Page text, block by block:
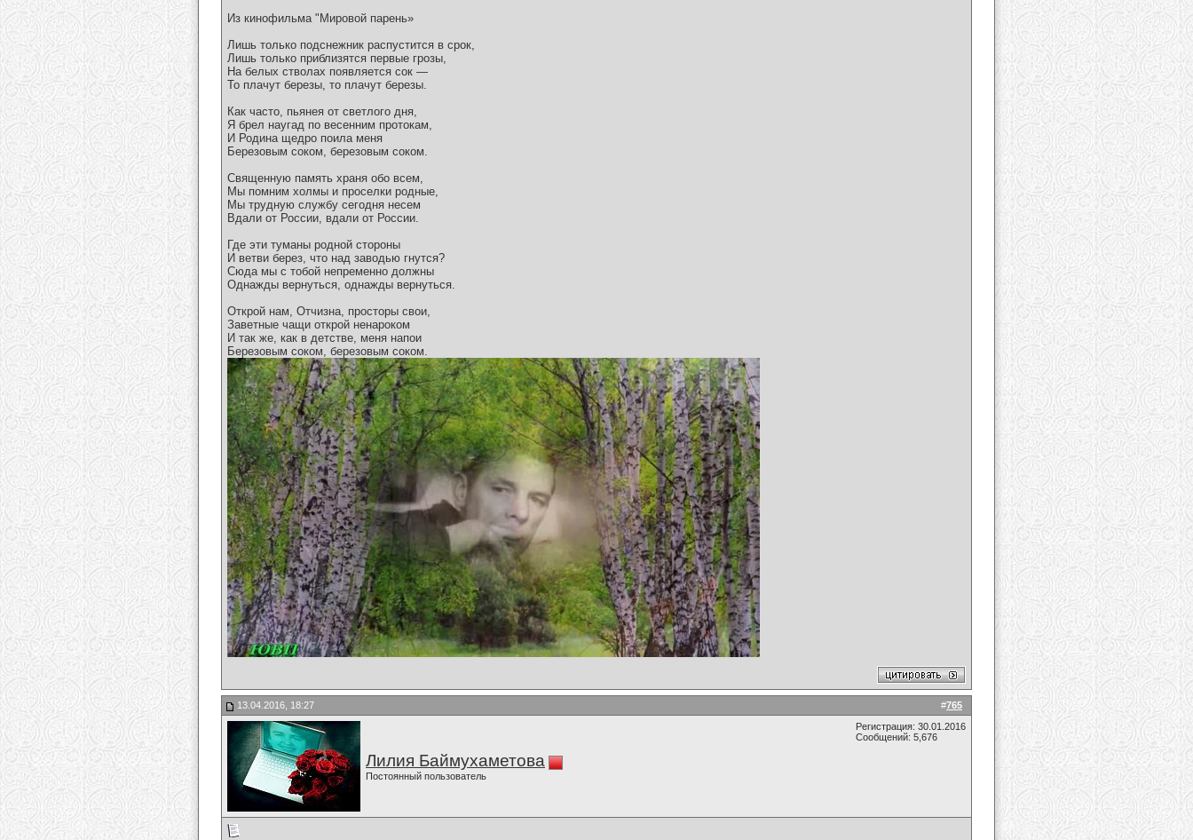
Из кинофильма "Мировой парень»
Лишь только подснежник распустится в срок,
Лишь только приблизятся первые грозы,
На белых стволах появляется сок —
То плачут березы, то плачут березы.
Как часто, пьянея от светлого дня,
Я брел наугад по весенним протокам,
И Родина щедро поила меня
Березовым соком, березовым соком.
Священную память храня обо всем,
Мы помним холмы и проселки родные,
Мы трудную службу сегодня несем
Вдали от России, вдали от России.
Где эти туманы родной стороны
И ветви берез, что над заводью гнутся?
Сюда мы с тобой непременно должны
Однажды вернуться, однажды вернуться.
Открой нам, Отчизна, просторы свои,
Заветные чащи открой ненароком
И так же, как в детстве, меня напои
Березовым соком, березовым соком.
#765
13.04.2016, 18:27
Лилия Баймухаметова
Постоянный пользователь
Регистрация: 30.01.2016
Сообщений: 5,676